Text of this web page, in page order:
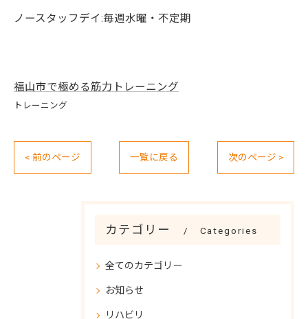
ノースタッフデイ:毎週水曜・不定期
福山市で極める筋力トレーニング
トレーニング
< 前のページ 一覧に戻る 次のページ >
カテゴリー Categories
全てのカテゴリー
お知らせ
リハビリ